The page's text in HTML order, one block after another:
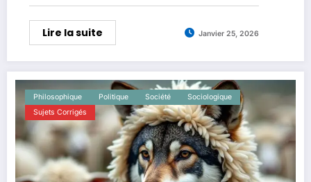
Lire la suite Janvier 25, 2026
Philosophique Politique Société
Sociologique
Sujets Corrigés